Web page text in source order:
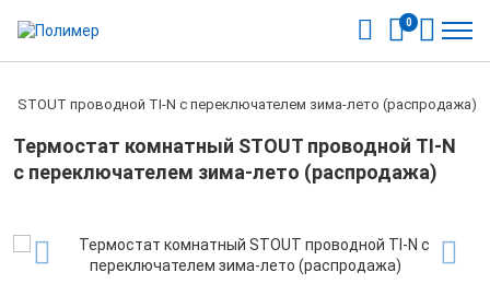
0
STOUT проводной TI-N с переключателем зима-лето (распродажа)
Термостат комнатный STOUT проводной TI-N
с переключателем зима-лето (распродажа)